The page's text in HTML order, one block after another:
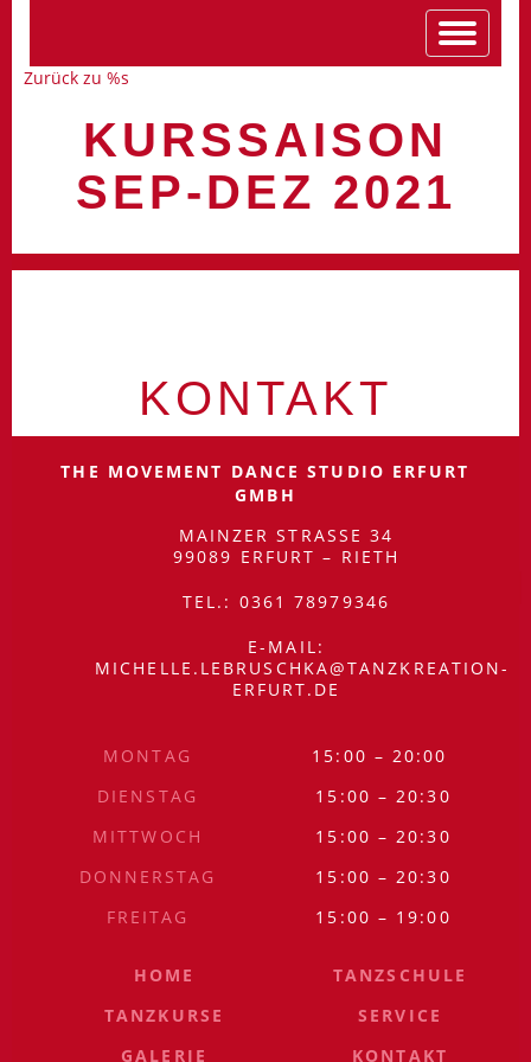
Zurück zu %s
KURSSAISON
SEP-DEZ 2021
KONTAKT
ÖFFNUNGSZEITEN
SITEMAP
THE MOVEMENT DANCE STUDIO ERFURT
GMBH
MAINZER STRASSE 34
99089 ERFURT – RIETH
TEL.: 0361 78979346
E-MAIL:
MICHELLE.LEBRUSCHKA@TANZKREATION-
ERFURT.DE
MONTAG
15:00 – 20:00
DIENSTAG
15:00 – 20:30
MITTWOCH
15:00 – 20:30
DONNERSTAG
15:00 – 20:30
FREITAG
15:00 – 19:00
HOME
TANZSCHULE
TANZKURSE
SERVICE
GALERIE
KONTAKT